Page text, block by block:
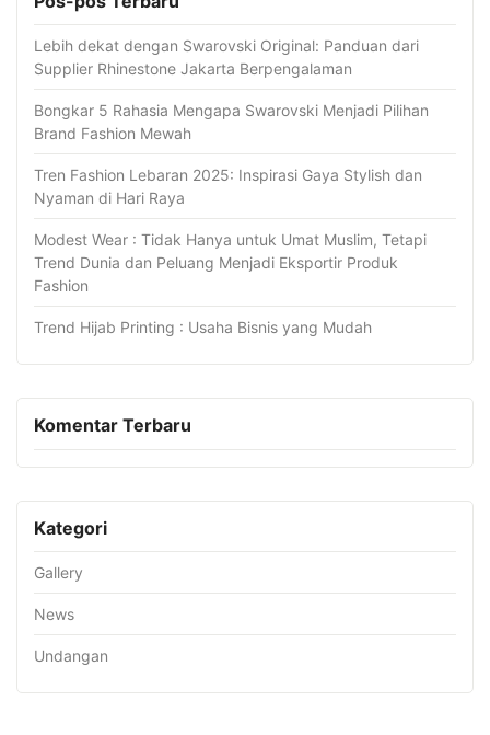
Lebih dekat dengan Swarovski Original: Panduan dari
Supplier Rhinestone Jakarta Berpengalaman
Bongkar 5 Rahasia Mengapa Swarovski Menjadi Pilihan
Brand Fashion Mewah
Tren Fashion Lebaran 2025: Inspirasi Gaya Stylish dan
Nyaman di Hari Raya
Modest Wear : Tidak Hanya untuk Umat Muslim, Tetapi
Trend Dunia dan Peluang Menjadi Eksportir Produk
Fashion
Trend Hijab Printing : Usaha Bisnis yang Mudah
Komentar Terbaru
Kategori
Gallery
News
Undangan